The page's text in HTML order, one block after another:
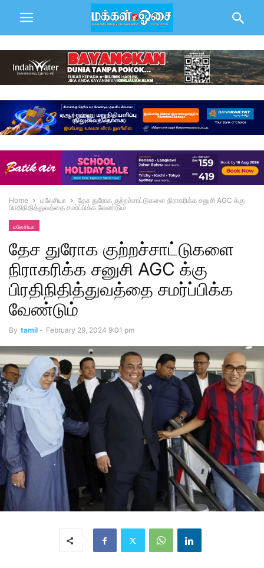
Home மலேசியா
தேச துரோக குற்றச்சாட்டுகளை நிராகரிக்க சனுசி AGC க்கு
பிரதிநிதித்துவத்தை சமர்ப்பிக்க வேண்டும்
மலேசியா
தேச துரோக குற்றச்சாட்டுகளை
நிராகரிக்க சனுசி AGC க்கு
பிரதிநிதித்துவத்தை சமர்ப்பிக்க
வேண்டும்
By tamil - February 29, 2024 9:01 pm